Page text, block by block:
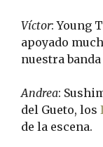
Víctor: Young
apoyado
nuestra
Andrea:
del Gueto, los
de la escena.